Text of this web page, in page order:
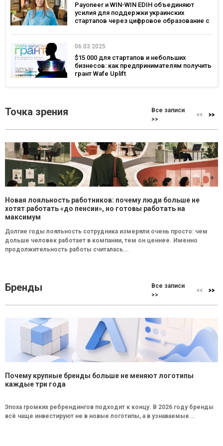
Payoneer и WIN-WIN EDIH объединяют
усилия для поддержки украинских
стартапов через цифровое образование с
06.03.2025
$15 000 для стартапов и небольших
бизнесов: как предпринимателям получить
грант Wafe Uplift
Точка зрения
Все записи
>>
Новая лояльность работников: почему люди больше не
хотят работать «до пенсии», но готовы работать на
максимум
Долгие годы лояльность сотрудника измеряли очень просто: чем
дольше человек работает в компании, тем он ценнее. Именно
продолжительность работы считалась...
Бренды
Все записи
>>
Почему крупные бренды больше не меняют логотипы
каждые три года
Эпоха громких ребрендингов подходит к концу. В 2026 году бренды
всё чаще инвестируют не в новые логотипы, а в узнаваемые...